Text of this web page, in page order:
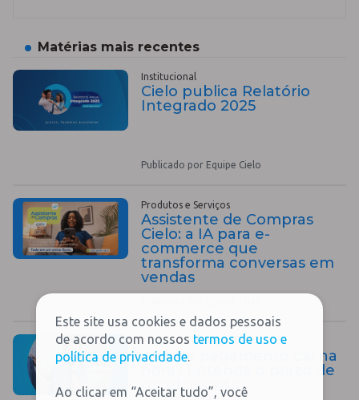
Matérias mais recentes
Institucional
Cielo publica Relatório
Integrado 2025
Publicado por Equipe Cielo
Produtos e Serviços
Assistente de Compras
Cielo: a IA para e-
commerce que
transforma conversas em
vendas
Produtos e Serviços
Link de pagamento cai na
hora? Entenda o prazo de
recebimento
Este site usa cookies e dados pessoais
de acordo com nossos termos de uso e
política de privacidade.
Ao clicar em “Aceitar tudo”, você